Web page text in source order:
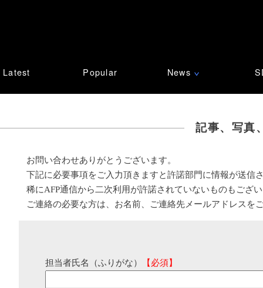
Latest Popular News ∨
記事、写真
お問い合わせありがとうございます。
下記に必要事項をご入力頂きますと許諾部門に情報が送信
稀にAFP通信から二次利用が許諾されていないものもござ
ご連絡の必要な方は、お名前、ご連絡先メールアドレスを
担当者氏名（ふりがな） 【必須】